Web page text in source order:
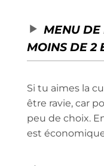
MENU DE
MOINS DE 2
Si tu aimes la
être ravie, car
peu de choix.
est